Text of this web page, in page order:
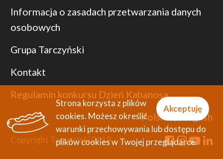
Informacja o zasadach przetwarzania danych
osobowych
Grupa Tarczyński
Kontakt
Regulamin konkursu Dzień Kabanosa
Polski
English
Copyright Tarczyński 2019
Akceptuję
Strona korzysta z plików
cookies. Możesz określić
warunki przechowywania lub dostępu do
plików cookies w Twojej przeglądarce.